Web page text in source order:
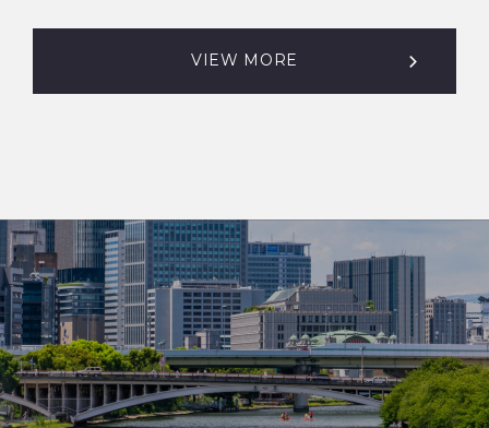
VIEW MORE